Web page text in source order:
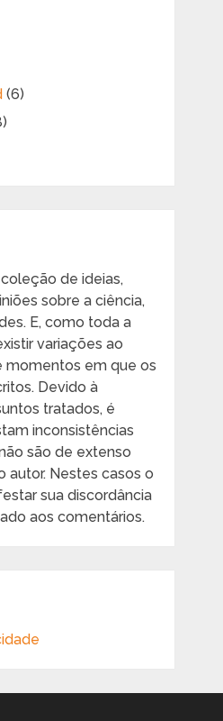
(6)
de ideias,
sobre a ciência,
E, como toda a
variações ao
momentos em que os
Devido à
tratados, é
inconsistências
são de extenso
autor. Nestes casos o
sua discordância
aos comentários.